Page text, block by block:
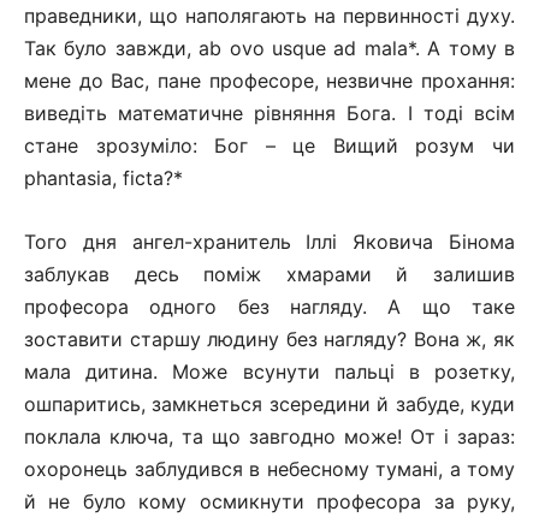
праведники, що наполягають на первинності духу.
Так було завжди, ab ovo usque ad mala*. А тому в
мене до Вас, пане професоре, незвичне прохання:
виведіть математичне рівняння Бога. І тоді всім
стане зрозуміло: Бог – це Вищий розум чи
phantasia, ficta?*
Того дня ангел-хранитель Іллі Яковича Бінома
заблукав десь поміж хмарами й залишив
професора одного без нагляду. А що таке
зоставити старшу людину без нагляду? Вона ж, як
мала дитина. Може всунути пальці в розетку,
ошпаритись, замкнеться зсередини й забуде, куди
поклала ключа, та що завгодно може! От і зараз:
охоронець заблудився в небесному тумані, а тому
й не було кому осмикнути професора за руку,